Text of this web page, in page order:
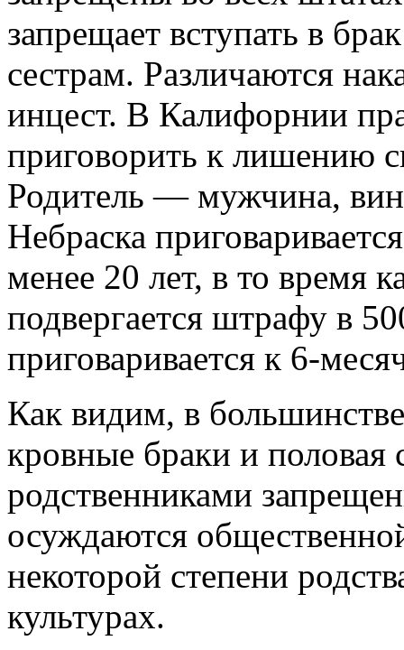
запрещает вступать в
сестрам. Различаются
инцест. В Калифорнии
приговорить к лишению
Родитель — мужчина,
Небраска
менее 20 лет, в то время
подвергается штрафу в
приговаривается к 6-
Как видим, в
кровные браки и половая
родственниками
осуждаются
некоторой степени
культурах.